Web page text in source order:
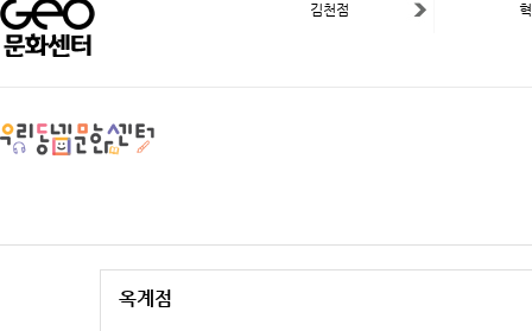
김천점
옥계점